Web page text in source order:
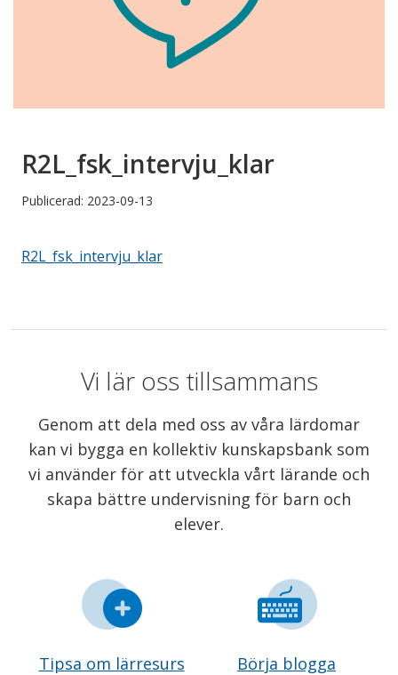
R2L_fsk_intervju_klar
Publicerad: 2023-09-13
R2L_fsk_intervju_klar
Vi lär oss tillsammans
Genom att dela med oss av våra lärdomar
kan vi bygga en kollektiv kunskapsbank som
vi använder för att utveckla vårt lärande och
skapa bättre undervisning för barn och
elever.
Tipsa om lärresurs Börja blogga